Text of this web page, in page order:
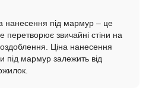
нанесення під мармур – це
перетворює звичайні стіни на
Ціна нанесення
під мармур залежить від